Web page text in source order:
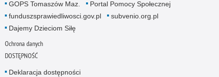
GOPS Tomaszów Maz.
Portal Pomocy Społecznej
funduszsprawiedliwosci.gov.pl
subvenio.org.pl
Dajemy Dzieciom Siłę
Ochrona danych
DOSTĘPNOŚĆ
Deklaracja dostępności